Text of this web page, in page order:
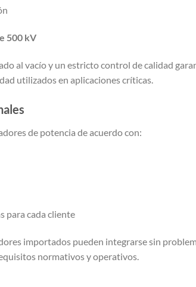
500 kV
al vacío y un estricto control de calidad
utilizados en aplicaciones críticas.
de potencia de acuerdo con:
para cada cliente
importados pueden integrarse sin
normativos y operativos.